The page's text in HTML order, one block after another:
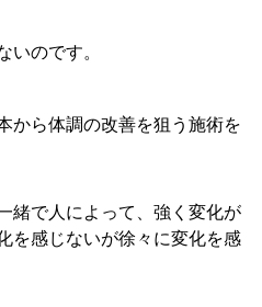
いのです。
から体調の改善を狙う施術を
緒で人によって、強く変化が
を感じないが徐々に変化を感